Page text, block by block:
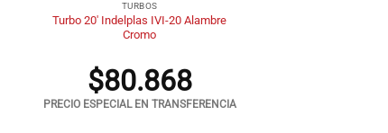
TURBOS
Turbo 20′ Indelplas IVI-20 Alambre
Cromo
$80.868
PRECIO ESPECIAL EN TRANSFERENCIA